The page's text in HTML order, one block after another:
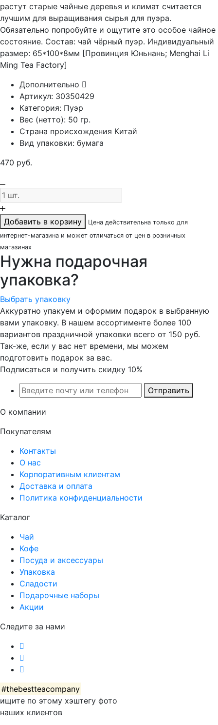
растут старые чайные деревья и климат считается
лучшим для выращивания сырья для пуэра.
Обязательно попробуйте и ощутите это особое чайное
состояние. Состав: чай чёрный пуэр. Индивидуальный
размер: 65*100*8мм [Провинция Юньнань; Menghai Li
Ming Tea Factory]
Дополнительно
Артикул: 30350429
Категория: Пуэр
Вес (нетто): 50 гр.
Страна происхождения Китай
Вид упаковки: бумага
470 руб.
Добавить в корзину
Цена действительна только для
интернет-магазина и может отличаться от цен в розничных
магазинах
Нужна подарочная
упаковка?
Выбрать упаковку
Аккуратно упакуем и оформим подарок в выбранную
вами упаковку. В нашем ассортименте более 100
вариантов праздничной упаковки всего от 150 руб.
Так-же, если у вас нет времени, мы можем
подготовить подарок за вас.
Подписаться и получить скидку 10%
Отправить
О компании
Покупателям
Контакты
О нас
Корпоративным клиентам
Доставка и оплата
Политика конфиденциальности
Каталог
Чай
Кофе
Посуда и аксессуары
Упаковка
Сладости
Подарочные наборы
Акции
Следите за нами
#thebestteacompany
ищите по этому хэштегу фото
наших клиентов